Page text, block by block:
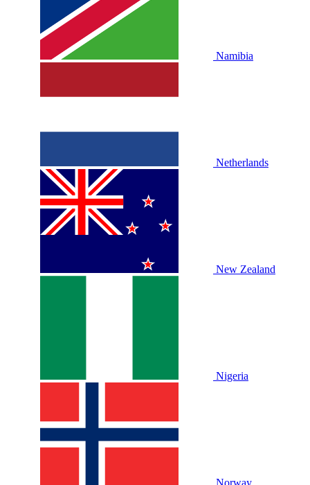
Namibia
Netherlands
New Zealand
Nigeria
Norway